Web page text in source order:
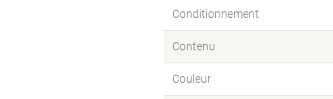
Conditionnement
Contenu
Couleur